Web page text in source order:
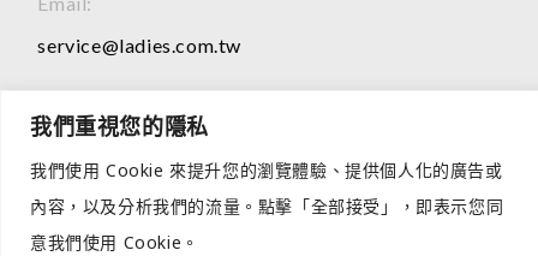
我們重視您的隱私
我們使用 Cookie 來提升您的瀏覽體驗、提供個人化的廣告或
內容，以及分析我們的流量。點擊「全部接受」，即表示您同
意我們使用 Cookie。
service@ladies.com.tw
2026 © All Rights Reserved
網頁所有產品介紹，僅供OEM、ODM代工參考，無製作任何成
品零售。
若有進一步需求或相關合作諮詢，歡迎來電洽詢，謝謝您的理解